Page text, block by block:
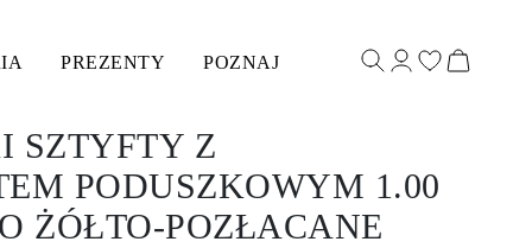
PREZENTY POZNAJ
SZTYFTY Z
PODUSZKOWYM 1.00
ŻÓŁTO-POZŁACANE